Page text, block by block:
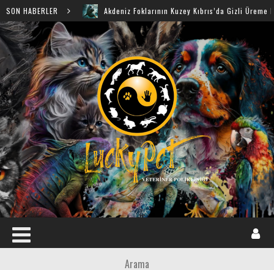
SON HABERLER Akdeniz Foklarının Kuzey Kıbrıs’da Gizli Üreme